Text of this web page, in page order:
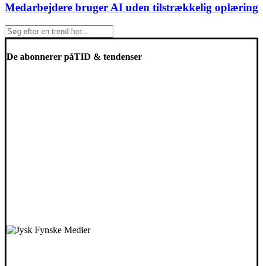
Medarbejdere bruger AI uden tilstrækkelig oplæring
De abonnerer påTID & tendenser